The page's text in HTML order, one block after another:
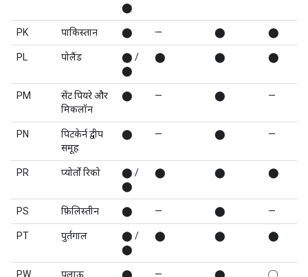
⬤
PK पाकिस्तान ⬤ — ⬤ ⬤
PL पोलैंड
⬤ /
⬤
⬤ ⬤ ⬤
PM
सेंट पियरे और
मिकलॉन
⬤ — ⬤ —
PN
पिटकेर्न द्वीप
समूह
⬤ — ⬤ —
PR प्योर्तो रिको
⬤ /
⬤
⬤ ⬤ ⬤
PS फ़िलिस्तीन ⬤ — ⬤ —
PT पुर्तगाल
⬤ /
⬤
⬤ ⬤ ⬤
PW पलाऊ ⬤ — ⬤ ◯